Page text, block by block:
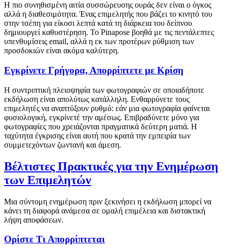
Η πιο συνηθισμένη αιτία συσσώρευσης ουράς δεν είναι ο όγκος
αλλά η διαθεσιμότητα. Ένας επιμελητής που βάζει το κινητό του
στην τσέπη για είκοσι λεπτά κατά τη διάρκεια του δείπνου
δημιουργεί καθυστέρηση. Το Pinapose βοηθά με τις πεντάλεπτες
υπενθυμίσεις email, αλλά η εκ των προτέρων ρύθμιση των
προσδοκιών είναι ακόμα καλύτερη.
Εγκρίνετε Γρήγορα, Απορρίπτετε με Κρίση
Η συντριπτική πλειοψηφία των φωτογραφιών σε οποιαδήποτε
εκδήλωση είναι απολύτως κατάλληλη. Ενθαρρύνετε τους
επιμελητές να αναπτύξουν ρυθμό: εάν μια φωτογραφία φαίνεται
φυσιολογική, εγκρίνετέ την αμέσως. Επιβραδύνετε μόνο για
φωτογραφίες που χρειάζονται πραγματικά δεύτερη ματιά. Η
ταχύτητα έγκρισης είναι αυτή που κρατά την εμπειρία των
συμμετεχόντων ζωντανή και άμεση.
Βέλτιστες Πρακτικές για την Ενημέρωση
των Επιμελητών
Μια σύντομη ενημέρωση πριν ξεκινήσει η εκδήλωση μπορεί να
κάνει τη διαφορά ανάμεσα σε ομαλή επιμέλεια και διστακτική
λήψη αποφάσεων.
Ορίστε Τι Απορρίπτεται